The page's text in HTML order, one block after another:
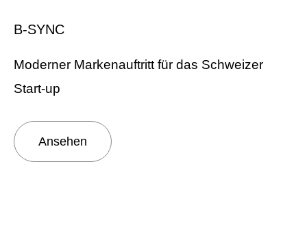
B-SYNC
Moderner Markenauftritt für das Schweizer
Start-up
Ansehen